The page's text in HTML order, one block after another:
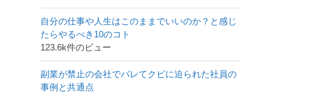
自分の仕事や人生はこのままでいいのか？と感じ
たらやるべき10のコト
123.6k件のビュー
副業が禁止の会社でバレてクビに迫られた社員の
事例と共通点